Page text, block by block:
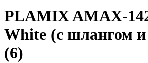
PLAMIX AMAX-
White (с шлангом
(6)